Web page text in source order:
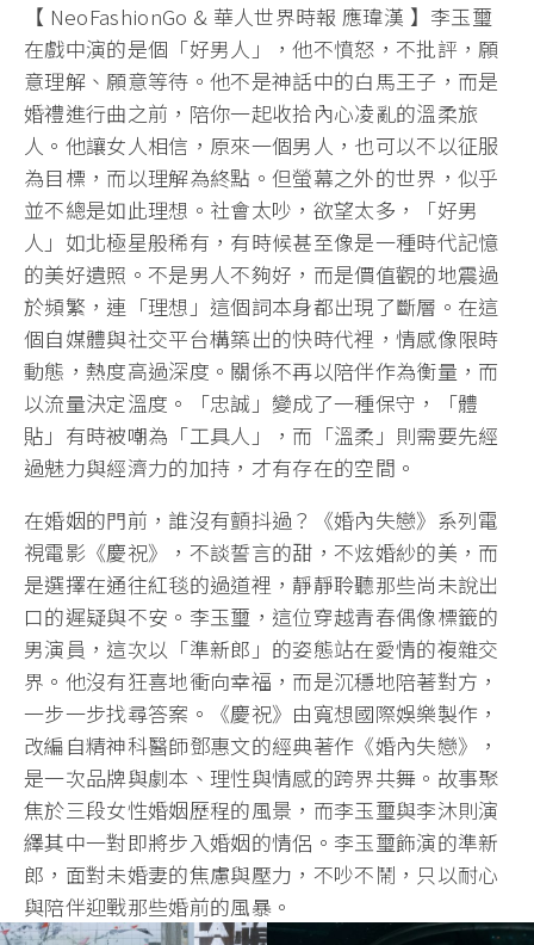
【 NeoFashionGo & 華人世界時報 應瑋漢 】李玉璽
在戲中演的是個「好男人」，他不憤怒，不批評，願
意理解、願意等待。他不是神話中的白馬王子，而是
婚禮進行曲之前，陪你一起收拾內心凌亂的溫柔旅
人。他讓女人相信，原來一個男人，也可以不以征服
為目標，而以理解為終點。但螢幕之外的世界，似乎
並不總是如此理想。社會太吵，欲望太多，「好男
人」如北極星般稀有，有時候甚至像是一種時代記憶
的美好遺照。不是男人不夠好，而是價值觀的地震過
於頻繁，連「理想」這個詞本身都出現了斷層。在這
個自媒體與社交平台構築出的快時代裡，情感像限時
動態，熱度高過深度。關係不再以陪伴作為衡量，而
以流量決定溫度。「忠誠」變成了一種保守，「體
貼」有時被嘲為「工具人」，而「溫柔」則需要先經
過魅力與經濟力的加持，才有存在的空間。
在婚姻的門前，誰沒有顫抖過？《婚內失戀》系列電
視電影《慶祝》，不談誓言的甜，不炫婚紗的美，而
是選擇在通往紅毯的過道裡，靜靜聆聽那些尚未說出
口的遲疑與不安。李玉璽，這位穿越青春偶像標籤的
男演員，這次以「準新郎」的姿態站在愛情的複雜交
界。他沒有狂喜地衝向幸福，而是沉穩地陪著對方，
一步一步找尋答案。《慶祝》由寬想國際娛樂製作，
改編自精神科醫師鄧惠文的經典著作《婚內失戀》，
是一次品牌與劇本、理性與情感的跨界共舞。故事聚
焦於三段女性婚姻歷程的風景，而李玉璽與李沐則演
繹其中一對即將步入婚姻的情侶。李玉璽飾演的準新
郎，面對未婚妻的焦慮與壓力，不吵不鬧，只以耐心
與陪伴迎戰那些婚前的風暴。